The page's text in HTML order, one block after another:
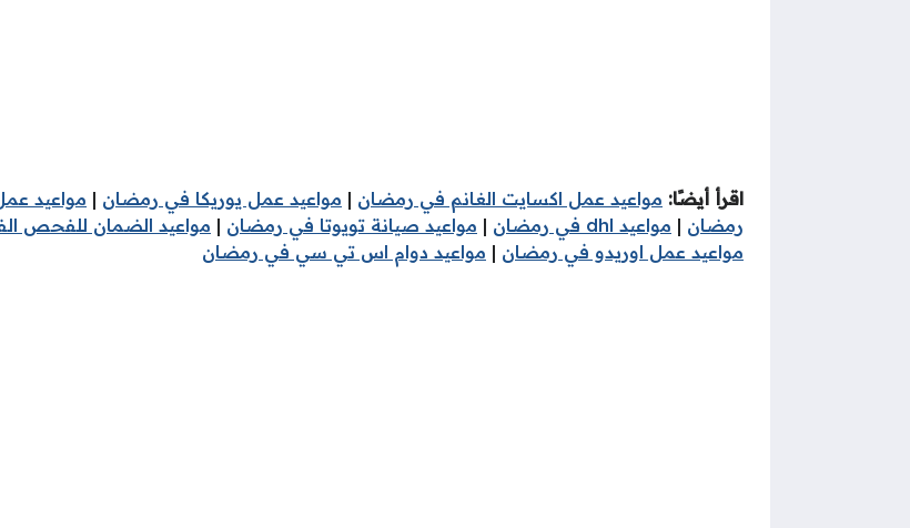
اقرأ أيضًا: مواعيد عمل اكسايت الغانم في رمضان | مواعيد عمل يوريكا في رمضان | مواعيد
رمضان | مواعيد dhl في رمضان | مواعيد صيانة تويوتا في رمضان | مواعيد الضمان للفحص
مواعيد عمل اوريدو في رمضان | مواعيد دوام اس تي سي في رمضان